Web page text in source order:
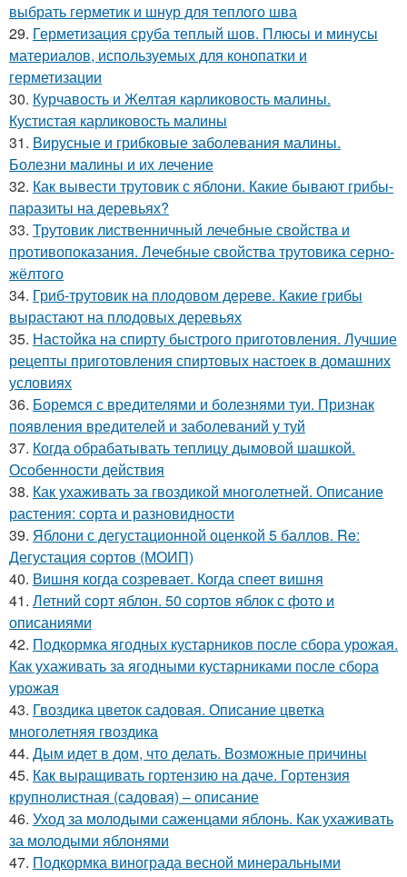
выбрать герметик и шнур для теплого шва
29. Герметизация сруба теплый шов. Плюсы и минусы
материалов, используемых для конопатки и
герметизации
30. Курчавость и Желтая карликовость малины.
Кустистая карликовость малины
31. Вирусные и грибковые заболевания малины.
Болезни малины и их лечение
32. Как вывести трутовик с яблони. Какие бывают грибы-
паразиты на деревьях?
33. Трутовик лиственничный лечебные свойства и
противопоказания. Лечебные свойства трутовика серно-
жёлтого
34. Гриб-трутовик на плодовом дереве. Какие грибы
вырастают на плодовых деревьях
35. Настойка на спирту быстрого приготовления. Лучшие
рецепты приготовления спиртовых настоек в домашних
условиях
36. Боремся с вредителями и болезнями туи. Признак
появления вредителей и заболеваний у туй
37. Когда обрабатывать теплицу дымовой шашкой.
Особенности действия
38. Как ухаживать за гвоздикой многолетней. Описание
растения: сорта и разновидности
39. Яблони с дегустационной оценкой 5 баллов. Re:
Дегустация сортов (МОИП)
40. Вишня когда созревает. Когда спеет вишня
41. Летний сорт яблон. 50 сортов яблок с фото и
описаниями
42. Подкормка ягодных кустарников после сбора урожая.
Как ухаживать за ягодными кустарниками после сбора
урожая
43. Гвоздика цветок садовая. Описание цветка
многолетняя гвоздика
44. Дым идет в дом, что делать. Возможные причины
45. Как выращивать гортензию на даче. Гортензия
крупнолистная (садовая) – описание
46. Уход за молодыми саженцами яблонь. Как ухаживать
за молодыми яблонями
47. Подкормка винограда весной минеральными